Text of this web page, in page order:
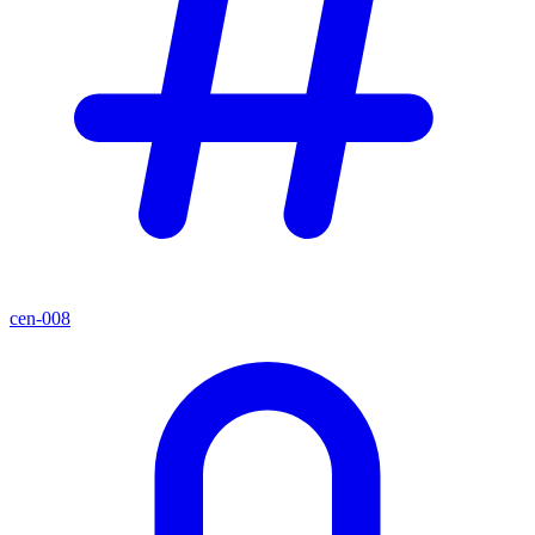
cen-008